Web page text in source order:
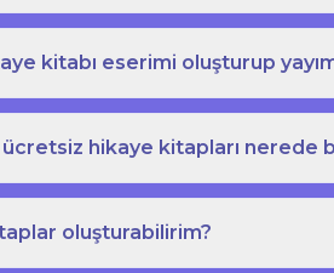
kitabı eserimi oluşturup
hikaye kitapları nerede
oluşturabilirim?